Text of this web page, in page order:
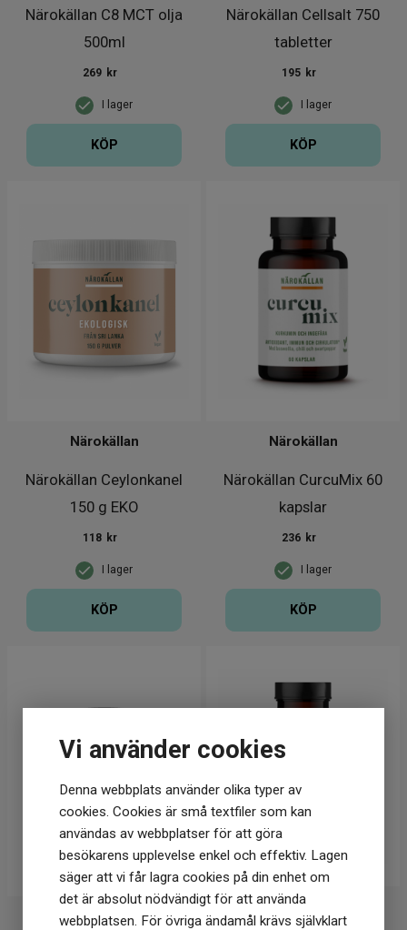
Vi använder cookies
Denna webbplats använder olika typer av
cookies. Cookies är små textfiler som kan
användas av webbplatser för att göra
besökarens upplevelse enkel och effektiv. Lagen
säger att vi får lagra cookies på din enhet om
det är absolut nödvändigt för att använda
webbplatsen. För övriga ändamål krävs självklart
Närokällan C8 MCT olja
500ml
I lager
269 kr
KÖP
Närokällan Cellsalt 750
tabletter
I lager
195 kr
KÖP
Närokällan Ceylonkanel
150 g EKO
Närokällan
I lager
118 kr
KÖP
Närokällan CurcuMix 60
kapslar
Närokällan
I lager
236 kr
KÖP
Närokällan
Närokällan